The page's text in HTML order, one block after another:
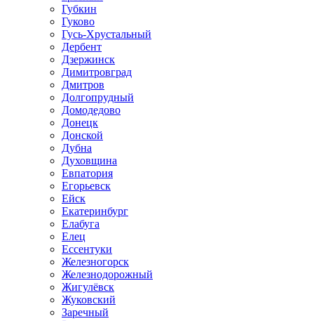
Губкин
Гуково
Гусь-Хрустальный
Дербент
Дзержинск
Димитровград
Дмитров
Долгопрудный
Домодедово
Донецк
Донской
Дубна
Духовщина
Евпатория
Егорьевск
Ейск
Екатеринбург
Елабуга
Елец
Ессентуки
Железногорск
Железнодорожный
Жигулёвск
Жуковский
Заречный